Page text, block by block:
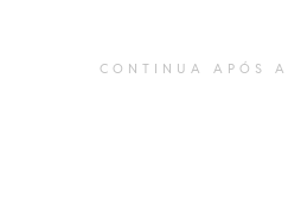
CONTINUA APÓS